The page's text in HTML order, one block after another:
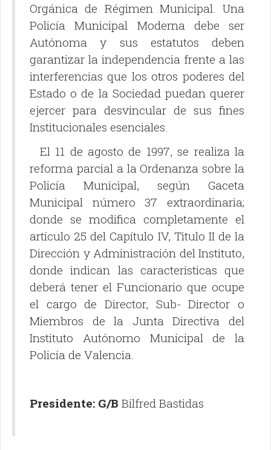
Orgánica de Régimen Municipal. Una
Policía Municipal Moderna debe ser
Autónoma y sus estatutos deben
garantizar la independencia frente a las
interferencias que los otros poderes del
Estado o de la Sociedad puedan querer
ejercer para desvincular de sus fines
Institucionales esenciales.
El 11 de agosto de 1997, se realiza la
reforma parcial a la Ordenanza sobre la
Policía Municipal, según Gaceta
Municipal número 37 extraordinaria;
donde se modifica completamente el
artículo 25 del Capítulo IV, Titulo II de la
Dirección y Administración del Instituto,
donde indican las características que
deberá tener el Funcionario que ocupe
el cargo de Director, Sub- Director o
Miembros de la Junta Directiva del
Instituto Autónomo Municipal de la
Policía de Valencia.
Presidente: G/B Bilfred Bastidas